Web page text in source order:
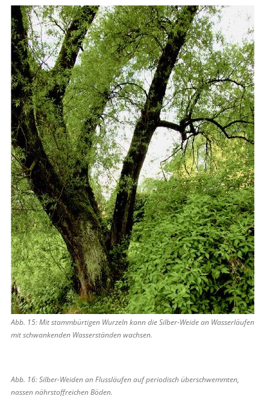
Abb. 15: Mit stammbürtigen Wurzeln kann die Silber-Weide an Wasserläufen
mit schwankenden Wasserständen wachsen.
Abb. 16: Silber-Weiden an Flussläufen auf periodisch überschwemmten,
nassen nährstoff­reichen Böden.